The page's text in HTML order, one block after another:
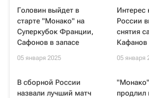
Головин выйдет в
старте "Монако" на
Суперкубок Франции,
Сафонов в запасе
05 января 2025
Интерес
России
снятия
Кафанов
05 января
В сборной России
назвали лучший матч
продлил